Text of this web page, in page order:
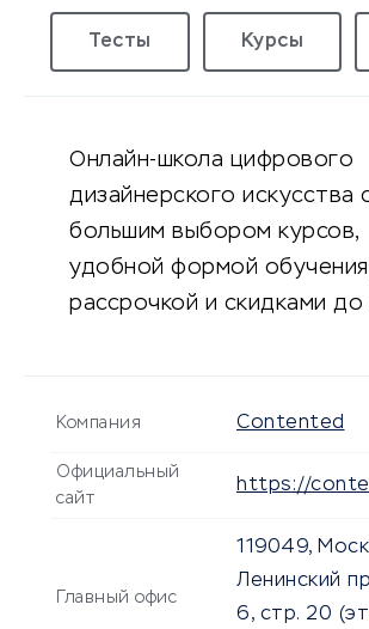
Тесты Курсы
Онлайн-школа цифрового
дизайнерского искусства
большим выбором курсов,
удобной формой
рассрочкой и скидками до
Компания Contented
Официальный
сайт
https://
Главный офис
119049,
Ленинский
6, стр. 20